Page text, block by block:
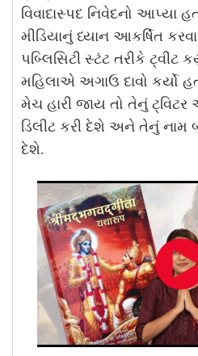
વિવાદાસ્પદ નિવેદનો આપ્યા
મીડિયાનું ધ્યાન આકર્ષિત
પબ્લિસિટી સ્ટંટ તરીકે ટ્વીટ
મહિલાએ અગાઉ દાવો કર્યો
મેચ હારી જાય તો તેનું
ડિલીટ કરી દેશે અને તેનું નામ
દેશે.